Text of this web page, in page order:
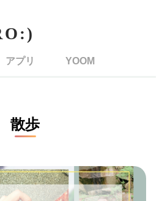
アプリ YOOM
散歩